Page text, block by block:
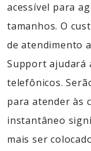
acessível para
tamanhos. O
de atendimento
Support ajudará
telefônicos.
para atender às
instantâneo
mais ser